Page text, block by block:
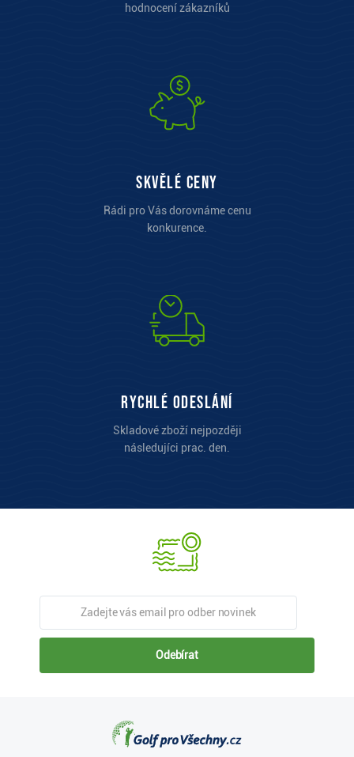
hodnocení zákazníků
Skvělé ceny
Rádi pro Vás dorovnáme cenu
konkurence.
Rychlé odeslání
Skladové zboží nejpozději
následujíci prac. den.
Odebírat